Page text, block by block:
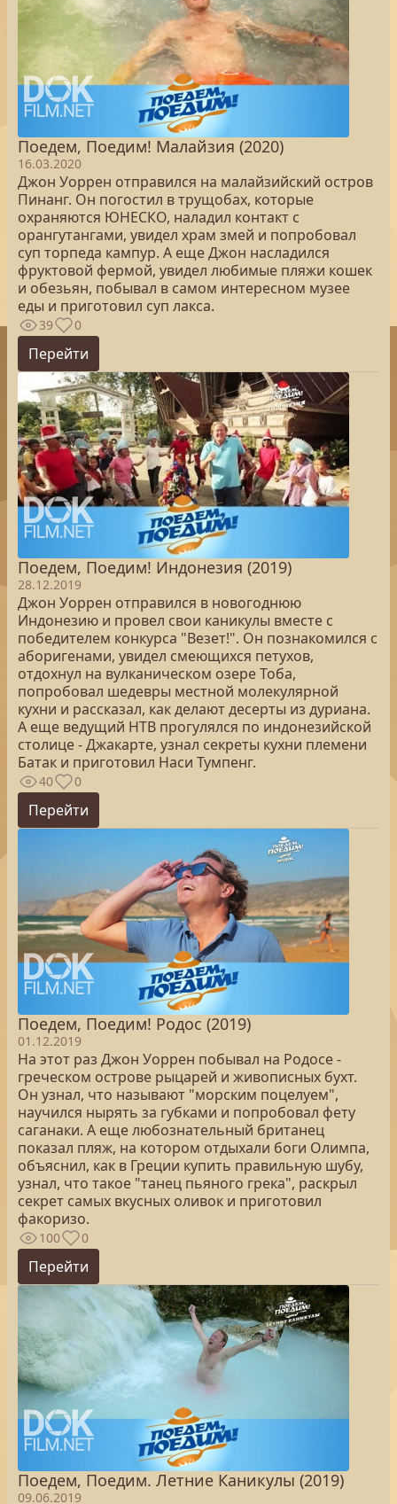
Поедем, Поедим! Малайзия (2020)
16.03.2020
Джон Уоррен отправился на малайзийский остров
Пинанг. Он погостил в трущобах, которые
охраняются ЮНЕСКО, наладил контакт с
орангутангами, увидел храм змей и попробовал
суп торпеда кампур. А еще Джон насладился
фруктовой фермой, увидел любимые пляжи кошек
и обезьян, побывал в самом интересном музее
еды и приготовил суп лакса.
39 0
Перейти
Поедем, Поедим! Индонезия (2019)
28.12.2019
Джон Уоррен отправился в новогоднюю
Индонезию и провел свои каникулы вместе с
победителем конкурса "Везет!". Он познакомился с
аборигенами, увидел смеющихся петухов,
отдохнул на вулканическом озере Тоба,
попробовал шедевры местной молекулярной
кухни и рассказал, как делают десерты из дуриана.
А еще ведущий НТВ прогулялся по индонезийской
столице - Джакарте, узнал секреты кухни племени
Батак и приготовил Наси Тумпенг.
40 0
Перейти
Поедем, Поедим! Родос (2019)
01.12.2019
На этот раз Джон Уоррен побывал на Родосе -
греческом острове рыцарей и живописных бухт.
Он узнал, что называют "морским поцелуем",
научился нырять за губками и попробовал фету
саганаки. А еще любознательный британец
показал пляж, на котором отдыхали боги Олимпа,
объяснил, как в Греции купить правильную шубу,
узнал, что такое "танец пьяного грека", раскрыл
секрет самых вкусных оливок и приготовил
факоризо.
100 0
Перейти
Поедем, Поедим. Летние Каникулы (2019)
09.06.2019